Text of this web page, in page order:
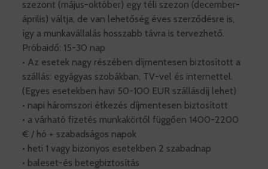
szezont (május-október) egy téli szezon (december-
április) váltja, de van lehetőség éves szerződésre is,
így a munkavállalás hosszabb távra is tervezhető.
Próbaidő: 15-30 nap
• Az esetek nagy részében díjmentesen biztosított a
szállás: egyágyas szobákban, TV-vel és internettel.
(Egyes esetekben havi 50-100 EUR szállásdíj lehet)
• napi háromszori étkezés díjmentesen biztosított
• a várható fizetés munkakörtől függően 1400-2200
€ / hó + szabadságos napok
• heti 1 vagy bizonyos esetekben 2 szabadnap
• baleset-és betegbiztosítás